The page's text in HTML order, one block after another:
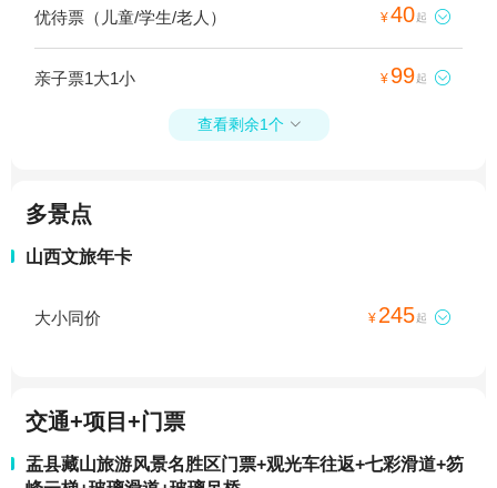
优待票（儿童/学生/老人） ¥40起 
亲子票1大1小 ¥ 99起 
查看剩余1个 
多景点
山西文旅年卡
大小同价 ¥ 245起 
交通+项目+门票
盂县藏山旅游风景名胜区门票+观光车往返+七彩滑道+笏